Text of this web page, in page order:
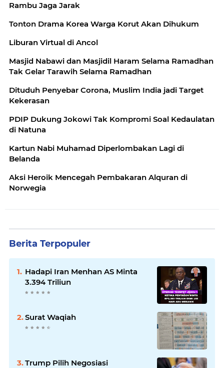
Rambu Jaga Jarak
Tonton Drama Korea Warga Korut Akan Dihukum
Liburan Virtual di Ancol
Masjid Nabawi dan Masjidil Haram Selama Ramadhan
Tak Gelar Tarawih Selama Ramadhan
Dituduh Penyebar Corona, Muslim India jadi Target
Kekerasan
PDIP Dukung Jokowi Tak Kompromi Soal Kedaulatan
di Natuna
Kartun Nabi Muhamad Diperlombakan Lagi di
Belanda
Aksi Heroik Mencegah Pembakaran Alquran di
Norwegia
Berita Terpopuler
Hadapi Iran Menhan AS Minta
3.394 Triliun
Surat Waqiah
Trump Pilih Negosiasi